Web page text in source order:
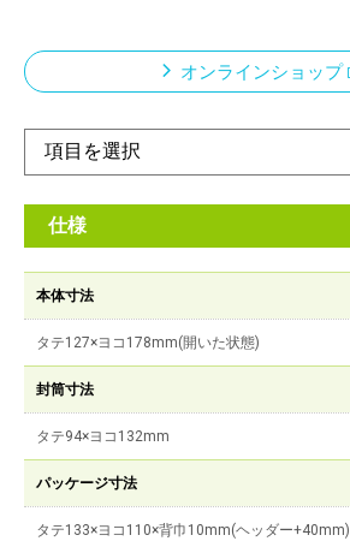
オンラインショップ
仕様
本体寸法
タテ127×ヨコ178mm(開いた状態)
封筒寸法
タテ94×ヨコ132mm
パッケージ寸法
タテ133×ヨコ110×背巾10mm(ヘッダー+40mm)